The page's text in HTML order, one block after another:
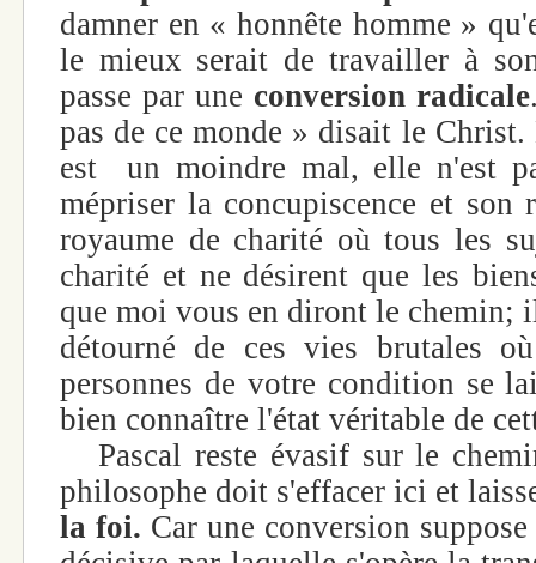
damner en « honnête homme »
le mieux serait de travailler à
passe par une conversion radicale
pas de ce monde » disait le Christ.
est un moindre mal, elle n'est
mépriser la concupiscence et son
royaume de charité où tous les
charité et ne désirent que les
que moi vous en diront le chemin;
détourné de ces vies brutales
personnes de votre condition se
bien connaître l'état véritable de
Pascal reste évasif sur le
philosophe doit s'effacer ici et
la foi. Car une conversion